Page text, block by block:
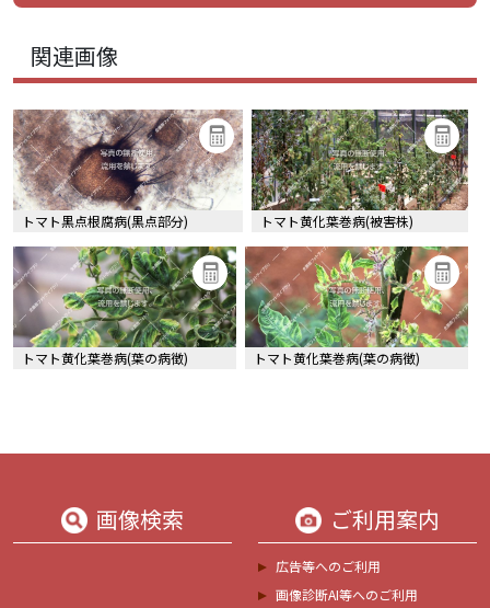
関連画像
トマト黒点根腐病(黒点部分) トマト黄化葉巻病(被害株)
トマト黄化葉巻病(葉の病徴) トマト黄化葉巻病(葉の病徴)
画像検索 ご利用案内
広告等へのご利用
画像診断AI等へのご利用